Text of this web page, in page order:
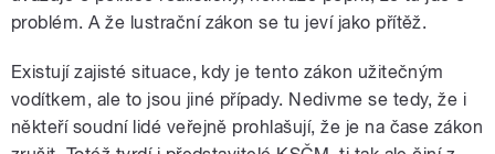
problém. A že lustrační zákon se tu jeví jako přítěž.
Existují zajisté situace, kdy je tento zákon užitečným
vodítkem, ale to jsou jiné případy. Nedivme se tedy, že i
někteří soudní lidé veřejně prohlašují, že je na čase zákon